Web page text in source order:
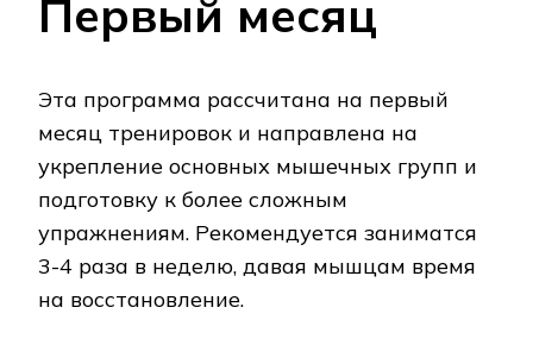
Первый месяц
Эта программа рассчитана на первый
месяц тренировок и направлена на
укрепление основных мышечных групп и
подготовку к более сложным
упражнениям. Рекомендуется заниматся
3-4 раза в неделю, давая мышцам время
на восстановление.